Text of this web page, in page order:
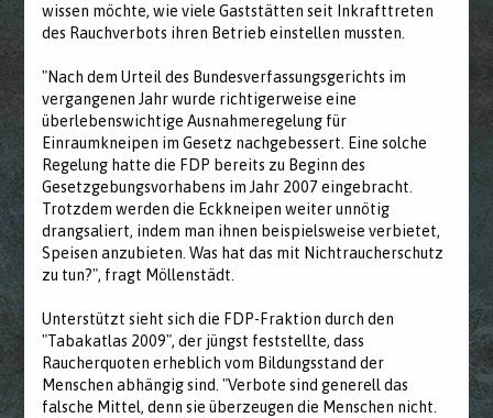
wissen möchte, wie viele Gaststätten seit Inkrafttreten
des Rauchverbots ihren Betrieb einstellen mussten.
"Nach dem Urteil des Bundesverfassungsgerichts im
vergangenen Jahr wurde richtigerweise eine
überlebenswichtige Ausnahmeregelung für
Einraumkneipen im Gesetz nachgebessert. Eine solche
Regelung hatte die FDP bereits zu Beginn des
Gesetzgebungsvorhabens im Jahr 2007 eingebracht.
Trotzdem werden die Eckkneipen weiter unnötig
drangsaliert, indem man ihnen beispielsweise verbietet,
Speisen anzubieten. Was hat das mit Nichtraucherschutz
zu tun?", fragt Möllenstädt.
Unterstützt sieht sich die FDP-Fraktion durch den
"Tabakatlas 2009", der jüngst feststellte, dass
Raucherquoten erheblich vom Bildungsstand der
Menschen abhängig sind. "Verbote sind generell das
falsche Mittel, denn sie überzeugen die Menschen nicht.